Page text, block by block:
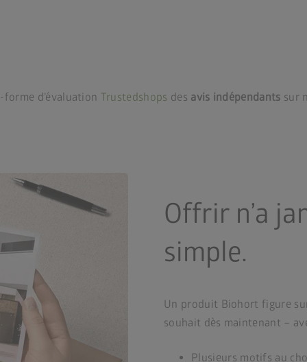
d’évaluation Trustedshops des avis indépendants sur
Offrir n’a
simple.
Un produit Biohort figure
souhait dès maintenant –
Plusieurs motifs au